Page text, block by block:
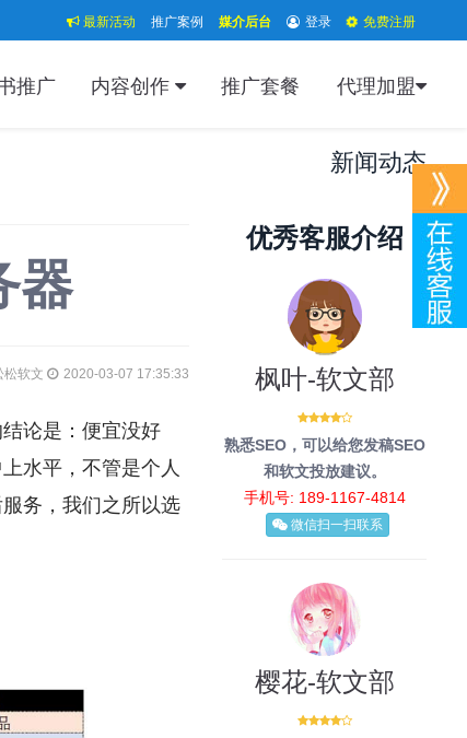
最新活动 推广案例 媒介后台 登录 免费注册
推广 内容创作 推广套餐 代理加盟
新闻动态
器
松软文 2020-03-07 17:35:33
论是：便宜没好
水平，不管是个人
务，我们之所以选
优秀客服介绍
枫叶-软文部
熟悉SEO，可以给您发稿SEO
和软文投放建议。
手机号: 189-1167-4814
微信扫一扫联系
樱花-软文部